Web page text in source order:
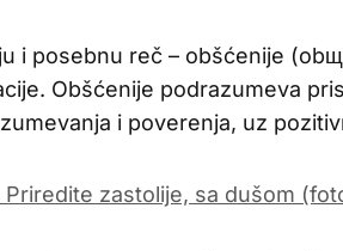
i posebnu reč – obšćenije
Obšćenije podrazumeva
i poverenja, uz